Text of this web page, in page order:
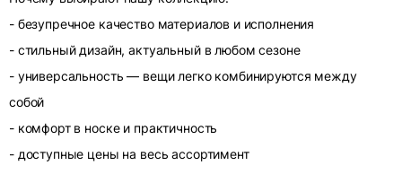
- безупречное качество материалов и исполнения
- стильный дизайн, актуальный в любом сезоне
- универсальность — вещи легко комбинируются между
собой
- комфорт в носке и практичность
- доступные цены на весь ассортимент